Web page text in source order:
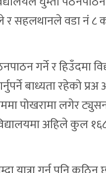
सहलथानले वडा नं ८
गर्ने र हिउँदमा
बाध्यता रहेको
पोखरामा लगेर
अहिले कुल १६८